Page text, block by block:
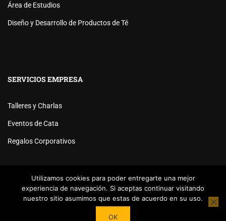
Área de Estudios
Diseño y Desarrollo de Productos de Té
SERVICIOS EMPRESA
Talleres y Charlas
Eventos de Cata
Regalos Corporativos
Powered byTea Institute Latinoamérica ® 2026. Todos Los
Utilizamos cookies para poder entregarte una mejor
experiencia de navegación. Si aceptas continuar visitando
nuestro sitio asumimos que estas de acuerdo en su uso.
OK